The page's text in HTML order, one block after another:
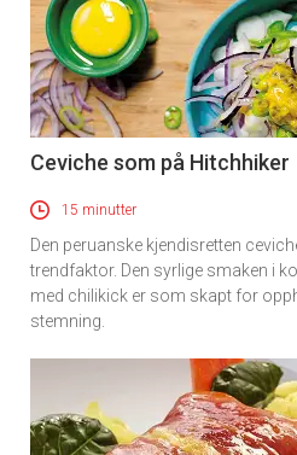
Ceviche som på Hitchhiker
15 minutter
Den peruanske kjendisretten
trendfaktor. Den syrlige smaken i
med chilikick er som skapt for
stemning.